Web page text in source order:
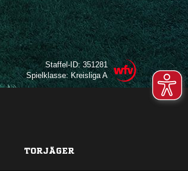
Staffel-ID: 351281
Spielklasse: Kreisliga A
TORJÄGER